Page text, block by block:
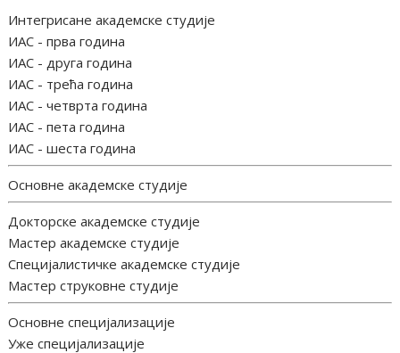
Интегрисане академске студије
ИАС - прва година
ИАС - друга година
ИАС - трећа година
ИАС - четврта година
ИАС - пета година
ИАС - шеста година
Основне академске студије
Докторске академске студије
Мастер академске студије
Специјалистичке академске студије
Мастер струковне студије
Основне специјализације
Уже специјализације